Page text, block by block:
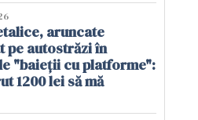
aruncate
pe autostrăzi în
"baieții cu platforme":
1200 lei să mă